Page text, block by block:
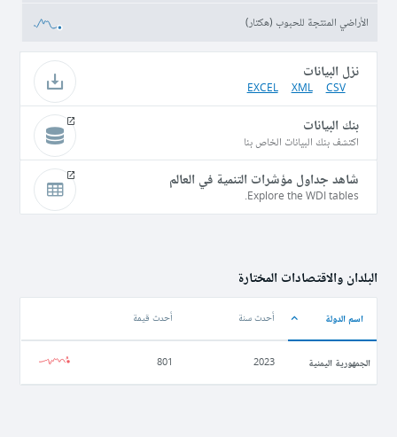
الأراضي المنتجة للحبوب (هكتار)
نزل البيانات
CSV
XML
EXCEL
بنك البيانات
اكتشف بنك البيانات الخاص بنا
شاهد جداول مؤشرات التنمية في العالم
Explore the WDI tables.
البلدان والاقتصادات المختارة
اسم الدولة أحدث سنة أحدث قيمة
الجمهورية اليمنية 2023
801